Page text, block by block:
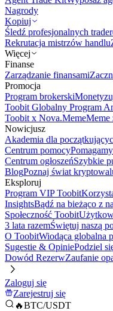
Nagrody
Kopiuj
Śledź profesjonalnych
Rekrutacja mistrzów handlu
Więcej
Finanse
Zarządzanie finansami
Promocja
Program brokerski
Toobit Globalny Program
Toobit x Nova.MemeMeme
Nowicjusz
Akademia dla
Centrum pomocy
Centrum ogłoszeńSzybkie
BlogPoznaj świat
Eksploruj
Program VIP Toobit
InsightsBądź na bieżąco z
Społeczność Toobit
3 lata razemŚwiętuj naszą
O ToobitWiodąca globalna
Sugestie & OpiniePodziel
Dowód RezerwZaufanie
Zaloguj się
Zarejestruj się
🔥BTC/USDT